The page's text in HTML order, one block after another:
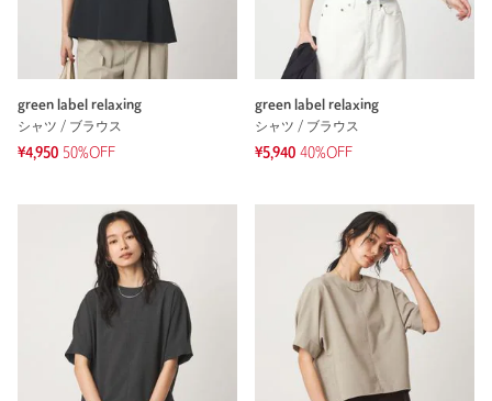
green label relaxing
シャツ / ブラウス
¥4,950 50%OFF
green label relaxing
シャツ / ブラウス
¥5,940 40%OFF